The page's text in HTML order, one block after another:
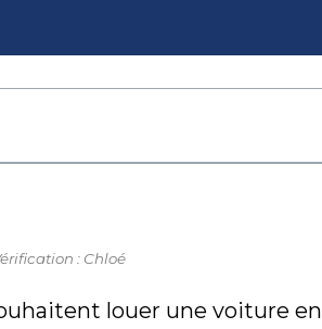
: Chloé
louer une voiture en